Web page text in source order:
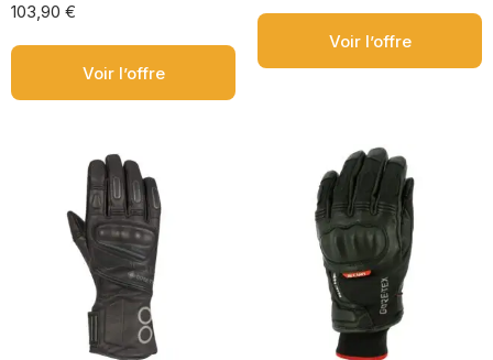
103,90 €
Voir l’offre
Voir l’offre